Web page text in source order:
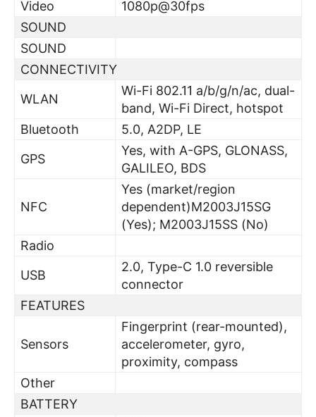
Video
1080p@30fps
SOUND
SOUND
CONNECTIVITY
WLAN
Wi-Fi 802.11 a/b/g/n/ac, dual-
band, Wi-Fi Direct, hotspot
Bluetooth
5.0, A2DP, LE
GPS
Yes, with A-GPS, GLONASS,
GALILEO, BDS
NFC
Yes (market/region
dependent)M2003J15SG
(Yes); M2003J15SS (No)
Radio
USB
2.0, Type-C 1.0 reversible
connector
FEATURES
Sensors
Fingerprint (rear-mounted),
accelerometer, gyro,
proximity, compass
Other
BATTERY